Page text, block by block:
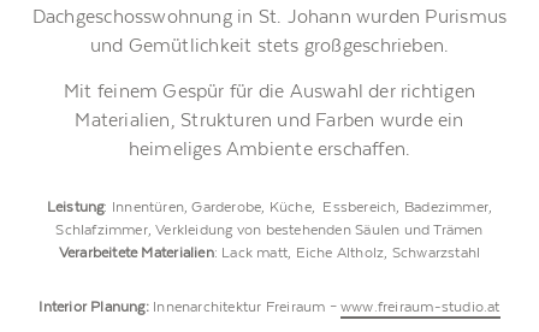
Dachgeschosswohnung in St. Johann wurden Purismus
und Gemütlichkeit stets großgeschrieben.
Mit feinem Gespür für die Auswahl der richtigen
Materialien, Strukturen und Farben wurde ein
heimeliges Ambiente erschaffen.
Leistung: Innentüren, Garderobe, Küche, Essbereich, Badezimmer,
Schlafzimmer, Verkleidung von bestehenden Säulen und Trämen
Verarbeitete Materialien: Lack matt, Eiche Altholz, Schwarzstahl
Interior Planung:Innenarchitektur Freiraum –www.freiraum-studio.at